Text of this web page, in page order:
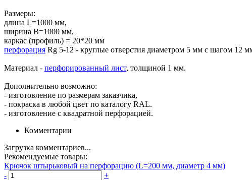
Размеры:
длина L=1000 мм,
ширина В=1000 мм,
каркас (профиль) = 20*20 мм
перфорация Rg 5-12 - круглые отверстия диаметром 5 мм с шагом 12
Материал - перфорированный лист, толщиной 1 мм.
Дополнительно возможно:
- изготовление по размерам заказчика,
- покраска в любой цвет по каталогу RAL.
- изготовление с квадратной перфорацией.
Комментарии
Загрузка комментариев...
Рекомендуемые товары:
Крючок штырьковый на перфорацию (L=200 мм, диаметр 4 мм)
-
+